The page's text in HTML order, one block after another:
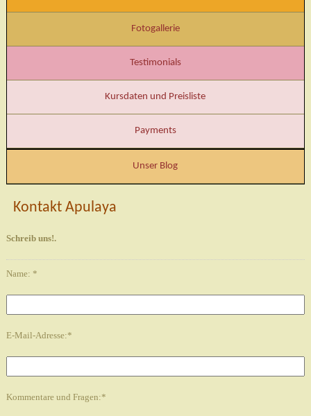
Fotogallerie
Testimonials
Kursdaten und Preisliste
Payments
Unser Blog
Kontakt Apulaya
Schreib uns!.
Name: *
E-Mail-Adresse:*
Kommentare und Fragen:*